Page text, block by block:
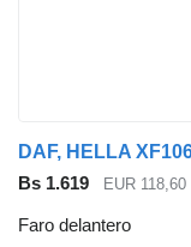
Bs 1.619 EUR 118,60
Faro delantero